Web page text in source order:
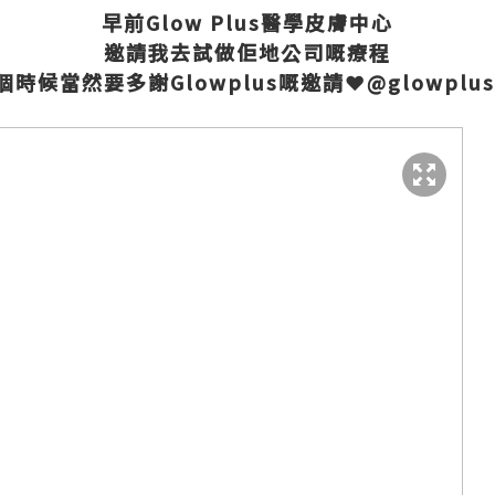
早前Glow Plus醫學皮膚中心
邀請我去試做佢地公司嘅療程
時候當然要多謝Glowplus嘅邀請